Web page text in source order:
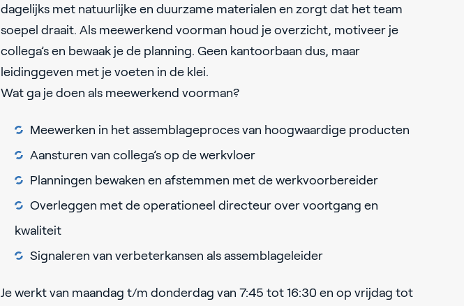
dagelijks met natuurlijke en duurzame materialen en zorgt dat het team
soepel draait. Als meewerkend voorman houd je overzicht, motiveer je
collega’s en bewaak je de planning. Geen kantoorbaan dus, maar
leidinggeven met je voeten in de klei.
Wat ga je doen als meewerkend voorman?
Meewerken in het assemblageproces van hoogwaardige producten
Aansturen van collega’s op de werkvloer
Planningen bewaken en afstemmen met de werkvoorbereider
Overleggen met de operationeel directeur over voortgang en
kwaliteit
Signaleren van verbeterkansen als assemblageleider
Je werkt van maandag t/m donderdag van 7:45 tot 16:30 en op vrijdag tot